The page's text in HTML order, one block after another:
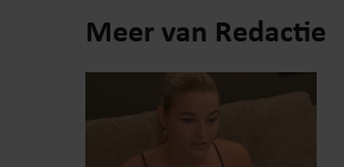
Meer van Redactie